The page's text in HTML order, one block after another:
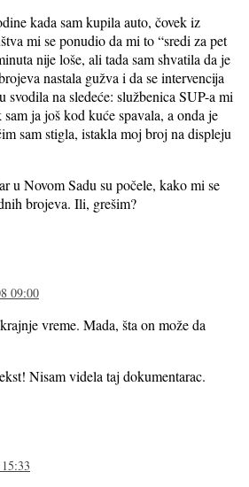
kada sam kupila auto, čovek iz
mi se ponudio da mi to “sredi za pet
nije loše, ali tada sam shvatila da je
nastala gužva i da se intervencija
svodila na sledeće: službenica SUP-a mi
ja još kod kuće spavala, a onda je
sam stigla, istakla moj broj na displeju
u Novom Sadu su počele, kako mi se
brojeva. Ili, grešim?
09:00
vreme. Mada, šta on može da
Nisam videla taj dokumentarac.